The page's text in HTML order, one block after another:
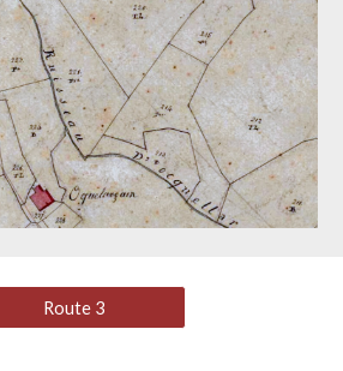
Route 3